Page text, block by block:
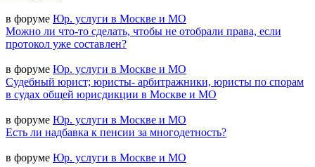
в форуме Юр. услуги в Москве и МО
Можно ли что-то сделать, чтобы не отобрали права, если
протокол уже составлен?
в форуме Юр. услуги в Москве и МО
Судебный юрист; юристы- арбитражники, юристы по спорам
в судах общей юрисдикции в Москве и МО
в форуме Юр. услуги в Москве и МО
Есть ли надбавка к пенсии за многодетность?
в форуме Юр. услуги в Москве и МО